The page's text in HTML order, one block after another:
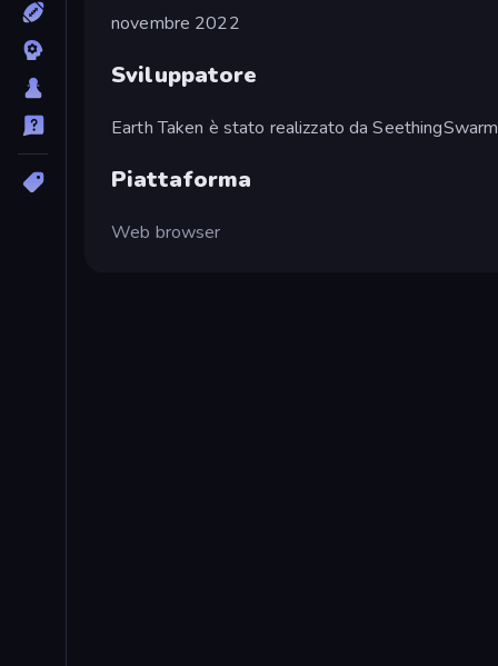
novembre 2022
Sviluppatore
Earth Taken è stato realizzato da
Piattaforma
Web browser